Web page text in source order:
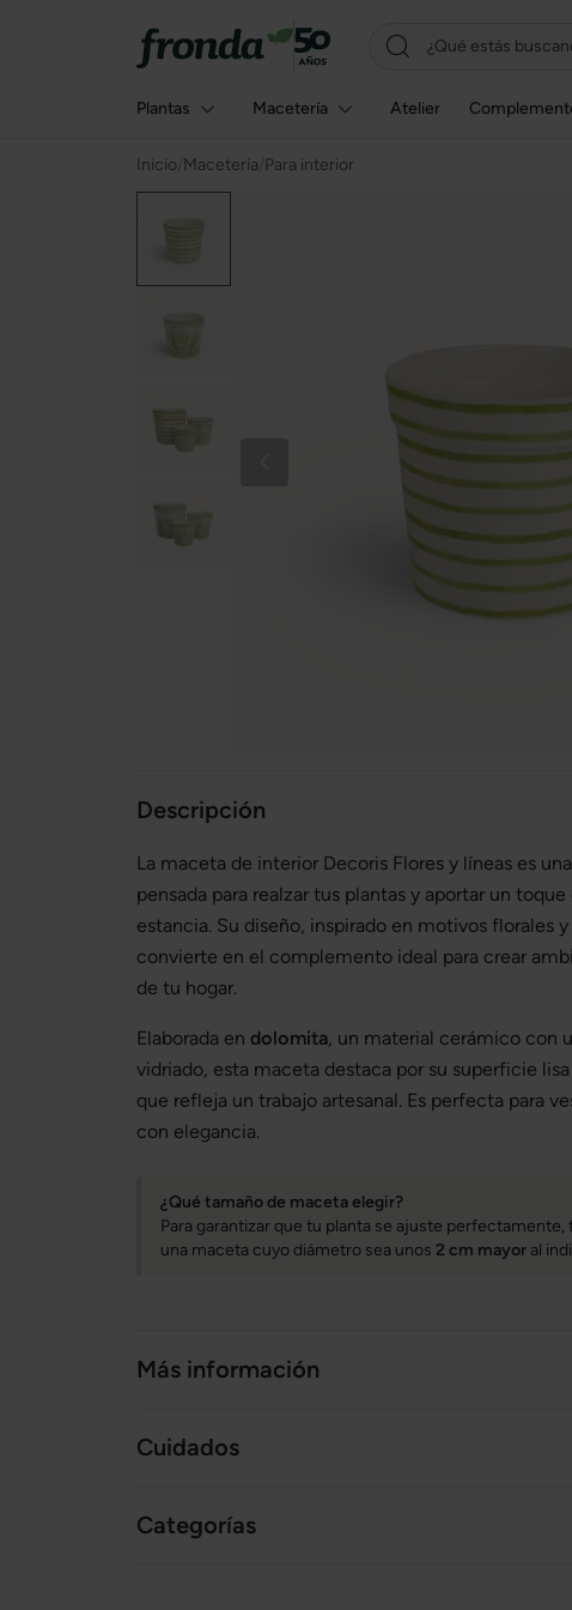
Plantas Macetería Atelier
Inicio Macetería Para interior
Descripción
La maceta de interior Decoris Flores y líneas es
pensada para realzar tus plantas y aportar un
estancia. Su diseño, inspirado en motivos florales
convierte en el complemento ideal para crear
de tu hogar.
Elaborada en dolomita, un material cerámico con
vidriado, esta maceta destaca por su superficie
que refleja un trabajo artesanal. Es perfecta para
con elegancia.
¿Qué tamaño de maceta elegir?
Para garantizar que tu planta se ajuste
una maceta cuyo diámetro sea unos 2 cm mayor al
Más información
Cuidados
Categorías